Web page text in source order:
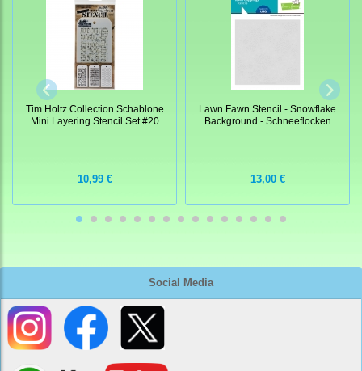
Social Media
Tim Holtz Collection Schablone
Mini Layering Stencil Set #20
10,99 €
Lawn Fawn Stencil - Snowflake
Background - Schneeflocken
13,00 €